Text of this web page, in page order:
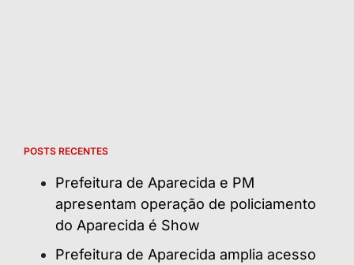
POSTS RECENTES
Prefeitura de Aparecida e PM
apresentam operação de policiamento
do Aparecida é Show
Prefeitura de Aparecida amplia acesso